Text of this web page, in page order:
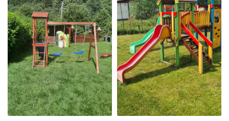
LILIACUL BALANSOAR